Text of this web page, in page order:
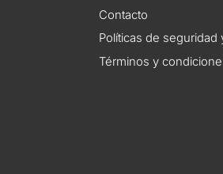
Contacto
Políticas de seguridad
Términos y